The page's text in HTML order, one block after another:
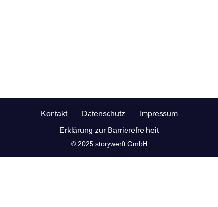
Kontakt Datenschutz
Impressum
Erklärung zur Barrierefreiheit
© 2025 storywerft GmbH